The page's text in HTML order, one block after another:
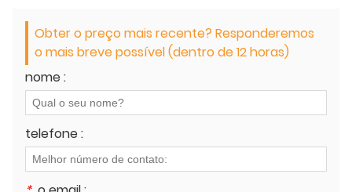
Obter o preço mais recente? Responderemos
o mais breve possível (dentro de 12 horas)
nome :
telefone :